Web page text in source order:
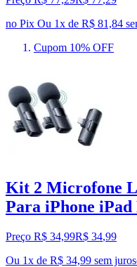
no Pix Ou 1x de R$ 81,84
Cupom 10% OFF
Kit 2 Microfone
Para iPhone
Preço R$ 34,99R$ 34,99
Ou 1x de R$ 34,99 sem juros